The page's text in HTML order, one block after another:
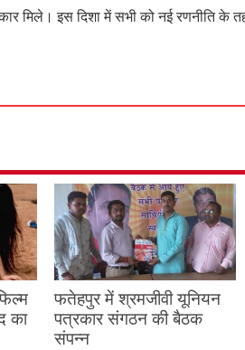
मिले। इस दिशा में सभी को नई रणनीति के
का
फतेहपुर में श्रमजीवी यूनियन
पत्रकार संगठन की बैठक
संपन्न